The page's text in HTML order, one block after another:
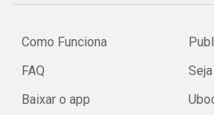
Como Funciona
FAQ
Baixar o app